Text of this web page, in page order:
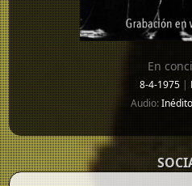
En
8-4-1975 |
Audio: